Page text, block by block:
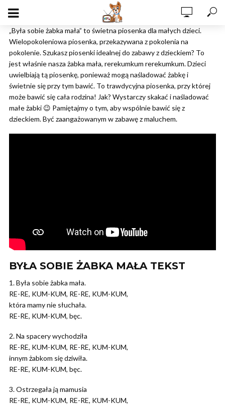
„Była sobie żabka mała” to świetna piosenka dla małych dzieci.
Wielopokoleniowa piosenka, przekazywana z pokolenia na
pokolenie. Szukasz piosenki idealnej do zabawy z dzieckiem? To
jest właśnie nasza żabka mała, rerekumkum rerekumkum. Dzieci
uwielbiają tą piosenkę, ponieważ mogą naśladować żabkę i
świetnie się przy tym bawić. To trawdycyjna piosenka, przy której
może bawić się cała rodzina! Jak? Wystarczy skakać i naśladować
małe żabki 😉 Pamiętajmy o tym, aby wspólnie bawić się z
dzieckiem. Być zaangażowanym w zabawę z maluchem.
BYŁA SOBIE ŻABKA MAŁA TEKST
1. Była sobie żabka mała.
RE-RE, KUM-KUM, RE-RE, KUM-KUM,
która mamy nie słuchała.
RE-RE, KUM-KUM, bęc.
2. Na spacery wychodziła
RE-RE, KUM-KUM, RE-RE, KUM-KUM,
innym żabkom się dziwiła.
RE-RE, KUM-KUM, bęc.
3. Ostrzegała ją mamusia
RE-RE, KUM-KUM, RE-RE, KUM-KUM,